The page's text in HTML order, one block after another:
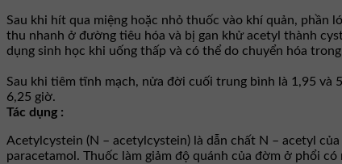
Sau khi hít qua miệng hoặc nhỏ thuốc vào khí quản, phần
thu nhanh ở đường tiêu hóa và bị gan khử acetyl thành
dụng sinh học khi uống thấp và có thể do chuyển hóa
Sau khi tiêm tĩnh mạch, nửa đời cuối trung bình là 1,95
6,25 giờ.
Tác dụng :
Acetylcystein (N – acetylcystein) là dẫn chất N – acetyl
paracetamol. Thuốc làm giảm độ quánh của đờm ở phổi